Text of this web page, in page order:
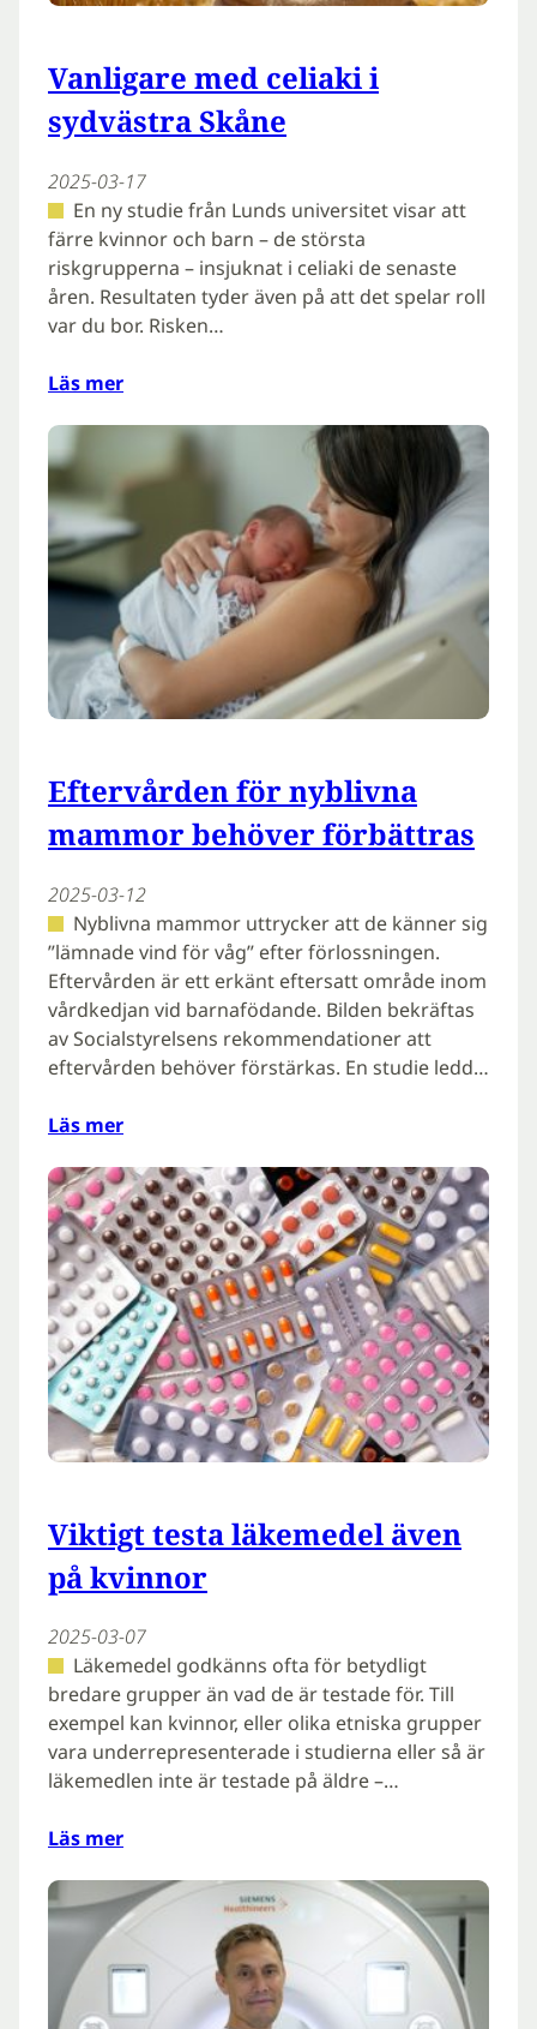
Vanligare med celiaki i
sydvästra Skåne
2025-03-17
En ny studie från Lunds universitet visar att
färre kvinnor och barn – de största
riskgrupperna – insjuknat i celiaki de senaste
åren. Resultaten tyder även på att det spelar roll
var du bor. Risken…
Läs mer
Eftervården för nyblivna
mammor behöver förbättras
2025-03-12
Nyblivna mammor uttrycker att de känner sig
”lämnade vind för våg” efter förlossningen.
Eftervården är ett erkänt eftersatt område inom
vårdkedjan vid barnafödande. Bilden bekräftas
av Socialstyrelsens rekommendationer att
eftervården behöver förstärkas. En studie ledd…
Läs mer
Viktigt testa läkemedel även
på kvinnor
2025-03-07
Läkemedel godkänns ofta för betydligt
bredare grupper än vad de är testade för. Till
exempel kan kvinnor, eller olika etniska grupper
vara underrepresenterade i studierna eller så är
läkemedlen inte är testade på äldre –…
Läs mer